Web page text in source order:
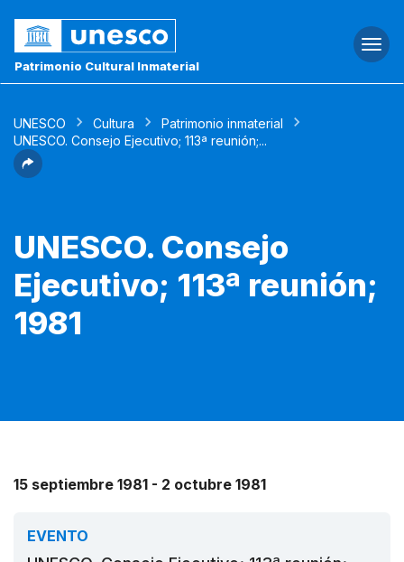
Patrimonio Cultural Inmaterial
UNESCO Cultura
Patrimonio inmaterial
UNESCO. Consejo Ejecutivo; 113ª reunión;...
UNESCO. Consejo
Ejecutivo; 113ª reunión;
1981
15 septiembre 1981 - 2 octubre 1981
EVENTO